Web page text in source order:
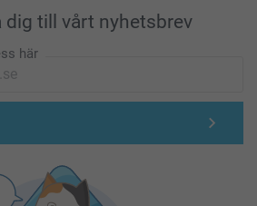
dig till vårt nyhetsbrev
här